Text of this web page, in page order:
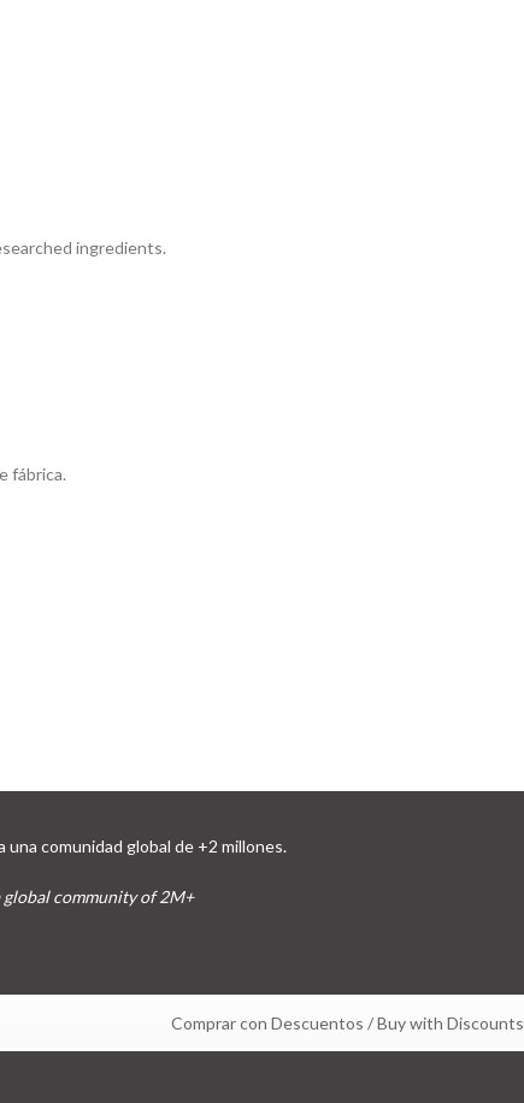
ingredients.
fábrica.
comunidad global de +2 millones.
global community of 2M+
Comprar con Descuentos / Buy with Discounts